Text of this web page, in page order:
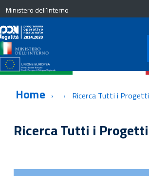
Ministero dell'Interno
Home Ricerca Tutti i Progetti
Ricerca Tutti i Progetti